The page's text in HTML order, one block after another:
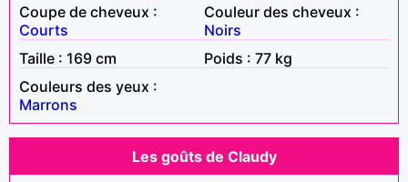
Coupe de cheveux :
Courts
Couleur des cheveux :
Noirs
Taille : 169 cm
Poids : 77 kg
Couleurs des yeux :
Marrons
Les goûts de Claudy